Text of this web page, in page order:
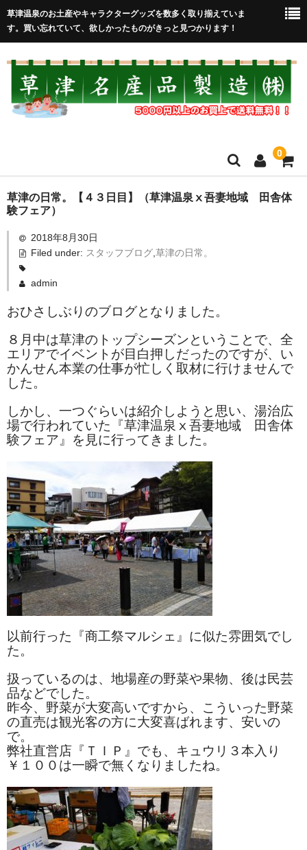
草津温泉のお土産やキャラクターグッズを数多く取り揃えていま
す。買い忘れていて、欲しかったものがきっと見つかります！
0
HOME
全取扱商品
売れ筋！
お勧め商品
新商品
MONDE SELECTION
草津産熊笹
キャラクター
ゆもみちゃん
スイーツ
文具
雑貨
ぐんまちゃん
文具
洋菓子
クッキー
サブレ
クランチ
ケーキ
草津の日常。【４３日目】（草津温泉ⅹ吾妻地域 田舎体
験フェア）
2018年8月30日
Filed under: スタッフブログ, 草津の日常。
admin
おひさしぶりのブログとなりました。
８月中は草津のトップシーズンということで、全
エリアでイベントが目白押しだったのですが、い
かんせん本業の仕事が忙しく取材に行けませんで
した。
しかし、一つぐらいは紹介しようと思い、湯治広
場で行われていた『草津温泉ⅹ吾妻地域 田舎体
験フェア』を見に行ってきました。
以前行った『商工祭マルシェ』に似た雰囲気でし
た。
扱っているのは、地場産の野菜や果物、後は民芸
品などでした。
昨今、野菜が大変高いですから、こういった野菜
の直売は観光客の方に大変喜ばれます、安いの
で。
弊社直営店『ＴＩＰ』でも、キュウリ３本入り
￥１００は一瞬で無くなりましたね。